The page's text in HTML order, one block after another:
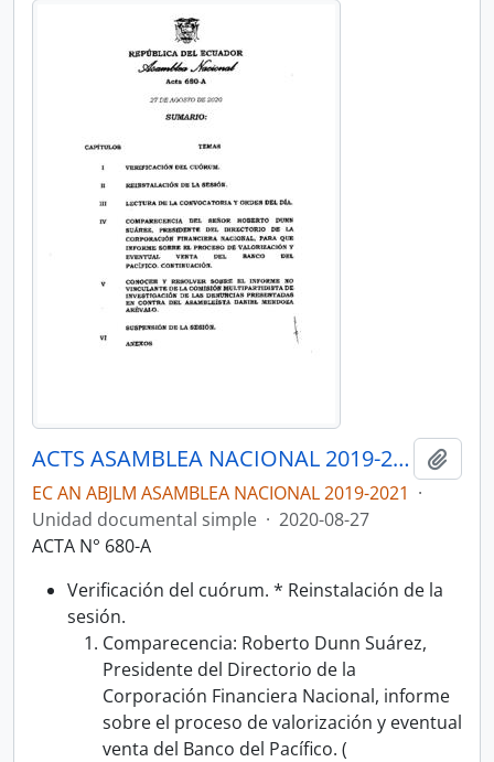
ACTS ASAMBLEA NACIONAL 2019-2021
EC AN ABJLM ASAMBLEA NACIONAL 2019-2021 ·
Unidad documental simple · 2020-08-27
ACTA N° 680-A
Verificación del cuórum. * Reinstalación de la
sesión.
Comparecencia: Roberto Dunn Suárez,
Presidente del Directorio de la
Corporación Financiera Nacional, informe
sobre el proceso de valorización y eventual
venta del Banco del Pacífico. (